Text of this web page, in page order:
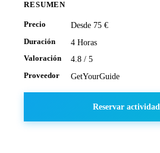
RESUMEN
Precio Desde 75 €
Duración 4 Horas
Valoración 4.8 / 5
Proveedor GetYourGuide
Reservar actividad